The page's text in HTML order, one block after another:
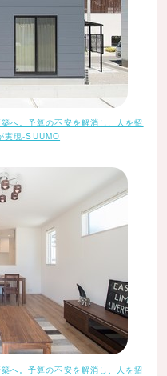
へ。予算の不安を解消し、人を招
実現-SUUMO
へ。予算の不安を解消し、人を招